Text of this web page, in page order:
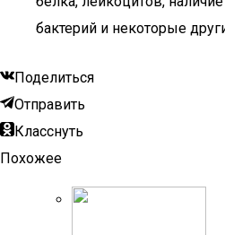
бактерий и некоторые
Поделиться
Отправить
Класснуть
Похожее